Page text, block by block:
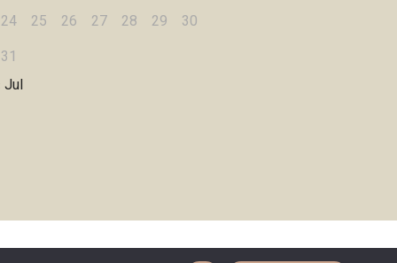
24 25 26 27 28 29 30
31
Jul